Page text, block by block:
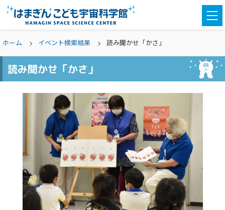
ホーム イベント検索結果 読み聞かせ「かさ」
読み聞かせ「かさ」